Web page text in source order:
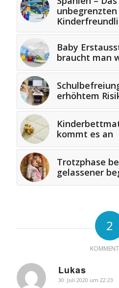
unbegrenzten
Baby
braucht man
erhöhtem
kommt es an
Trotzphase
gelassener
2
Lukas
sagte:
30. Juli 2020 um 22:23